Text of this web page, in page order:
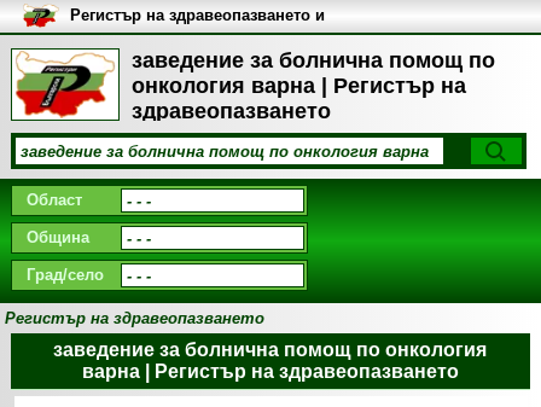
заведение за болнична помощ по
онкология варна | Регистър на
здравеопазването
Регистър на здравеопазването и
медицинските заведения в
България
Област
Община
Град/село
Регистър на здравеопазването
заведение за болнична помощ по онкология
варна | Регистър на здравеопазването